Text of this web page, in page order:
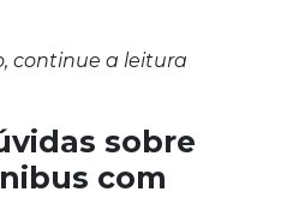
continue a leitura
sobre
com